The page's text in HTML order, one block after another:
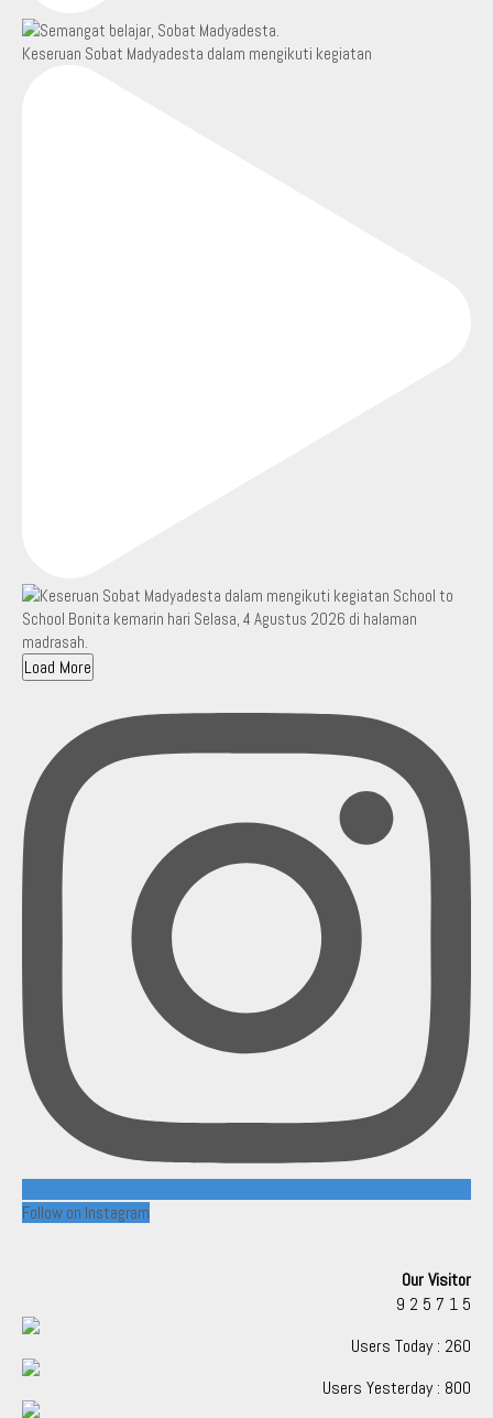
Keseruan Sobat Madyadesta dalam mengikuti kegiatan
Load More
Follow on Instagram
Our Visitor
9 2 5 7 1 5
Users Today : 260
Users Yesterday : 800